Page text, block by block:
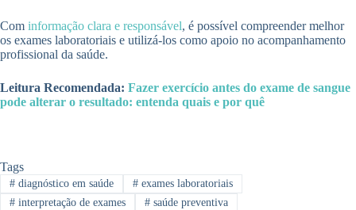
Com informação clara e responsável, é possível compreender melhor
os exames laboratoriais e utilizá-los como apoio no acompanhamento
profissional da saúde.
Leitura Recomendada: Fazer exercício antes do exame de sangue
pode alterar o resultado: entenda quais e por quê
Tags
#diagnóstico em saúde #exames laboratoriais
#interpretação de exames #saúde preventiva